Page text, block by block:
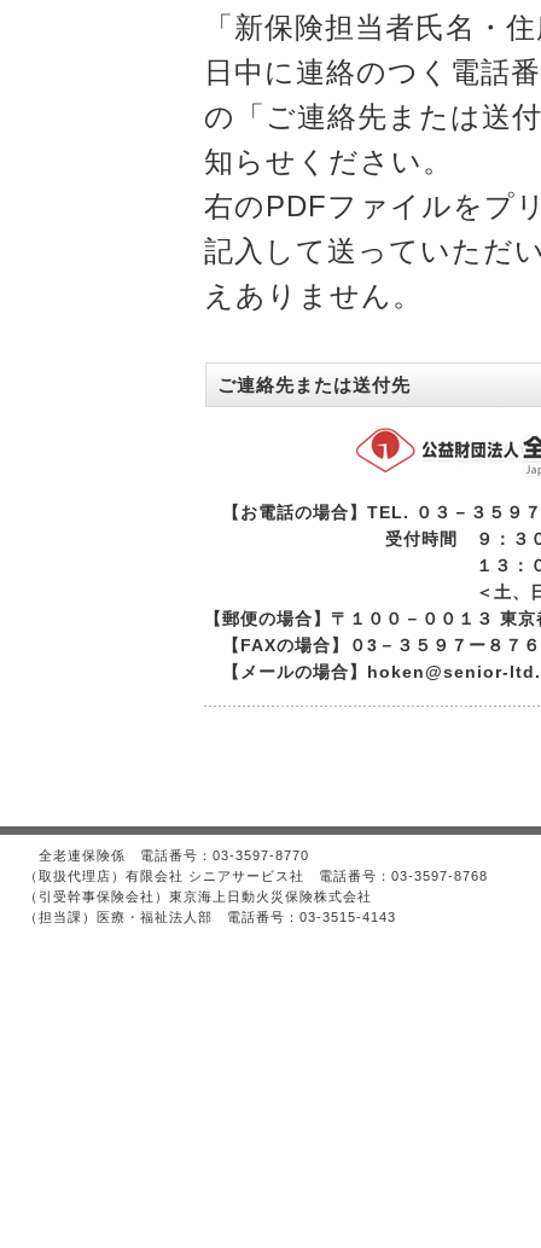
「新保険担当者氏名・
日中に連絡のつく電話
の「ご連絡先または送
知らせください。
右のPDFファイルをプ
記入して送っていただ
えありません。
ご連絡先または送付先
【お電話の場合】TEL. ０３－３５９
受付時間 ９：３０から
１３：００から１
＜土、日、祝祭日
【郵便の場合】〒１００－００１３ 東
【FAXの場合】０3－３５９７ー８７
【メールの場合】hoken@senior-
全老連保険係 電話番号：03-3597-8770
（取扱代理店）有限会社 シニアサービス社 電話番号：03-3597-8768
（引受幹事保険会社）東京海上日動火災保険株式会社
（担当課）医療・福祉法人部 電話番号：03-3515-4143